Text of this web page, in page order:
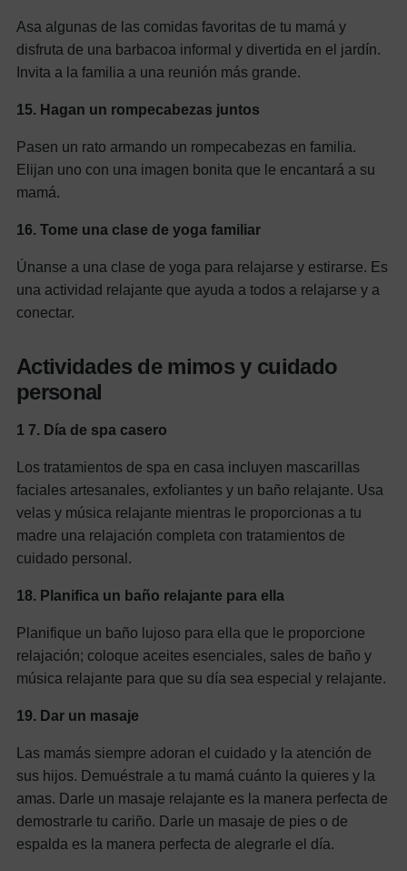
Asa algunas de las comidas favoritas de tu mamá y
disfruta de una barbacoa informal y divertida en el jardín.
Invita a la familia a una reunión más grande.
15. Hagan un rompecabezas juntos
Pasen un rato armando un rompecabezas en familia.
Elijan uno con una imagen bonita que le encantará a su
mamá.
16. Tome una clase de yoga familiar
Únanse a una clase de yoga para relajarse y estirarse. Es
una actividad relajante que ayuda a todos a relajarse y a
conectar.
Actividades de mimos y cuidado
personal
1 7. Día de spa casero
Los tratamientos de spa en casa incluyen mascarillas
faciales artesanales, exfoliantes y un baño relajante. Usa
velas y música relajante mientras le proporcionas a tu
madre una relajación completa con tratamientos de
cuidado personal.
18. Planifica un baño relajante para ella
Planifique un baño lujoso para ella que le proporcione
relajación; coloque aceites esenciales, sales de baño y
música relajante para que su día sea especial y relajante.
19. Dar un masaje
Las mamás siempre adoran el cuidado y la atención de
sus hijos. Demuéstrale a tu mamá cuánto la quieres y la
amas. Darle un masaje relajante es la manera perfecta de
demostrarle tu cariño. Darle un masaje de pies o de
espalda es la manera perfecta de alegrarle el día.